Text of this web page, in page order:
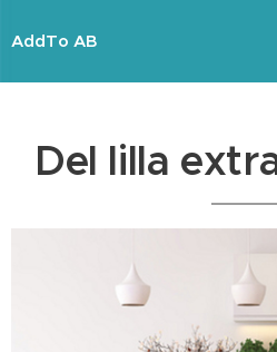
AddTo AB
Del lilla